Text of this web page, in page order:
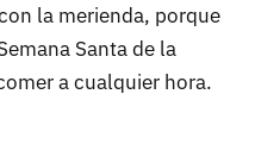
la merienda, porque
Santa de la
a cualquier hora.